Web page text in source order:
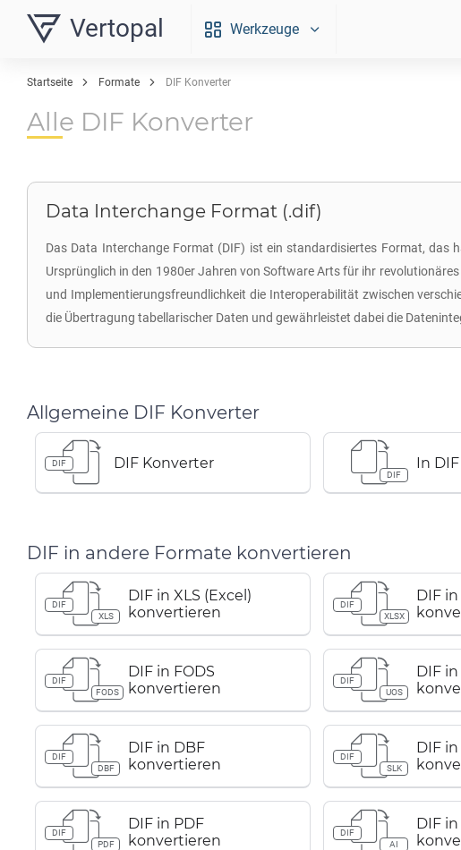
Vertopal Werkzeuge
Startseite Formate DIF Konverter
Alle DIF Konverter
Data Interchange Format (.dif)
Das Data Interchange Format (DIF) ist ein standardisiertes Format, das
Ursprünglich in den 1980er Jahren von Software Arts für ihr
und Implementierungsfreundlichkeit die Interoperabilität zwischen
die Übertragung tabellarischer Daten und gewährleistet dabei die
Allgemeine DIF Konverter
DIF DIF Konverter
DIF
In
DIF in andere Formate konvertieren
DIF
XLS
DIF in XLS (Excel)
konvertieren
DIF
XLSX
DIF in
DIF
FODS
DIF in FODS
konvertieren
DIF
UOS
DIF in
DIF
DBF
DIF in DBF
konvertieren
DIF
SLK
DIF in
DIF
PDF
DIF in PDF
konvertieren
DIF
AI
DIF in